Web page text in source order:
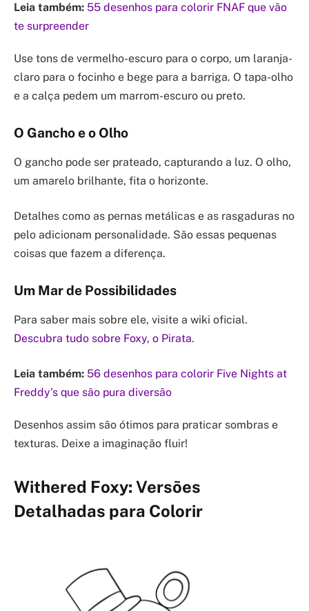
Leia também: 55 desenhos para colorir FNAF que vão
te surpreender
Use tons de vermelho-escuro para o corpo, um laranja-
claro para o focinho e bege para a barriga. O tapa-olho
e a calça pedem um marrom-escuro ou preto.
O Gancho e o Olho
O gancho pode ser prateado, capturando a luz. O olho,
um amarelo brilhante, fita o horizonte.
Detalhes como as pernas metálicas e as rasgaduras no
pelo adicionam personalidade. São essas pequenas
coisas que fazem a diferença.
Um Mar de Possibilidades
Para saber mais sobre ele, visite a wiki oficial.
Descubra tudo sobre Foxy, o Pirata.
Leia também: 56 desenhos para colorir Five Nights at
Freddy’s que são pura diversão
Desenhos assim são ótimos para praticar sombras e
texturas. Deixe a imaginação fluir!
Withered Foxy: Versões
Detalhadas para Colorir